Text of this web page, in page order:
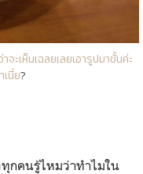
ะเห็นเฉลยเลยเอารูปมาขั้นค่ะ
เนี่ย?
กคนรู้ไหมว่าทำไมใน